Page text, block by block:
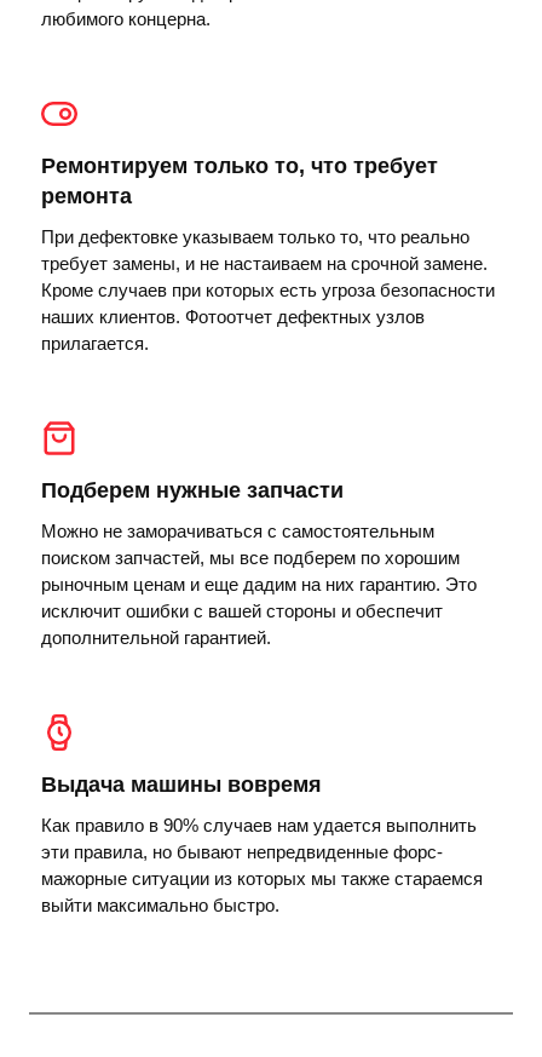
любимого концерна.
Ремонтируем только то, что требует
ремонта
При дефектовке указываем только то, что реально
требует замены, и не настаиваем на срочной замене.
Кроме случаев при которых есть угроза безопасности
наших клиентов. Фотоотчет дефектных узлов
прилагается.
Подберем нужные запчасти
Можно не заморачиваться с самостоятельным
поиском запчастей, мы все подберем по хорошим
рыночным ценам и еще дадим на них гарантию. Это
исключит ошибки с вашей стороны и обеспечит
дополнительной гарантией.
Выдача машины вовремя
Как правило в 90% случаев нам удается выполнить
эти правила, но бывают непредвиденные форс-
мажорные ситуации из которых мы также стараемся
выйти максимально быстро.